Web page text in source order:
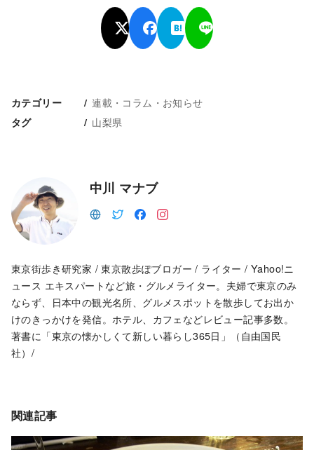
カテゴリー 連載・コラム・お知らせ
タグ 山梨県
中川 マナブ
東京街歩き研究家 / 東京散歩ぽブロガー / ライター / Yahoo!ニ
ュース エキスパートなど旅・グルメライター。夫婦で東京のみ
ならず、日本中の観光名所、グルメスポットを散歩してお出か
けのきっかけを発信。ホテル、カフェなどレビュー記事多数。
著書に「東京の懐かしくて新しい暮らし365日」（自由国民
社）/
関連記事